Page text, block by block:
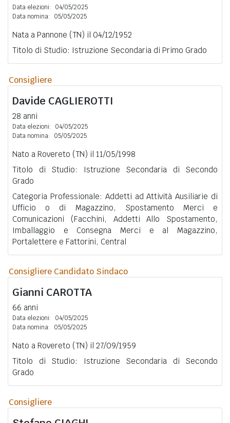
Data elezioni:
04/05/2025
Data nomina:
05/05/2025
Nata a Pannone (TN) il 04/12/1952
Titolo di Studio: Istruzione Secondaria di Primo Grado
Consigliere
Davide CAGLIEROTTI
28 anni
Data elezioni:
04/05/2025
Data nomina:
05/05/2025
Nato a Rovereto (TN) il 11/05/1998
Titolo di Studio: Istruzione Secondaria di Secondo
Grado
Categoria Professionale: Addetti ad Attività Ausiliarie di
Ufficio o di Magazzino, Spostamento Merci e
Comunicazioni (Facchini, Addetti Allo Spostamento,
Imballaggio e Consegna Merci e al Magazzino,
Portalettere e Fattorini, Central
Consigliere Candidato Sindaco
Gianni CAROTTA
66 anni
Data elezioni:
04/05/2025
Data nomina:
05/05/2025
Nato a Rovereto (TN) il 27/09/1959
Titolo di Studio: Istruzione Secondaria di Secondo
Grado
Consigliere